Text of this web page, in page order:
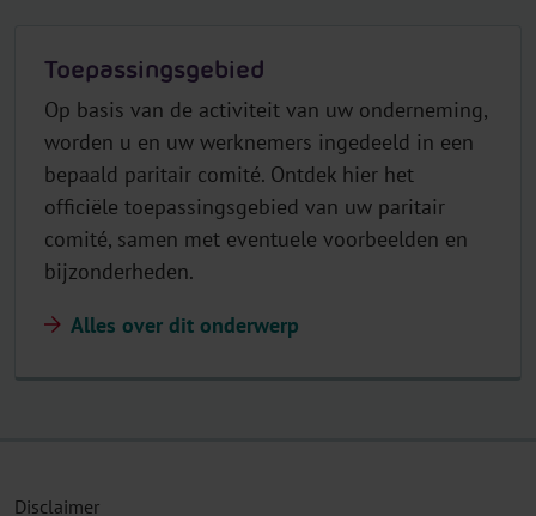
Toepassingsgebied
Op basis van de activiteit van uw onderneming,
worden u en uw werknemers ingedeeld in een
bepaald paritair comité. Ontdek hier het
officiële toepassingsgebied van uw paritair
comité, samen met eventuele voorbeelden en
bijzonderheden.
Alles over dit onderwerp
Disclaimer